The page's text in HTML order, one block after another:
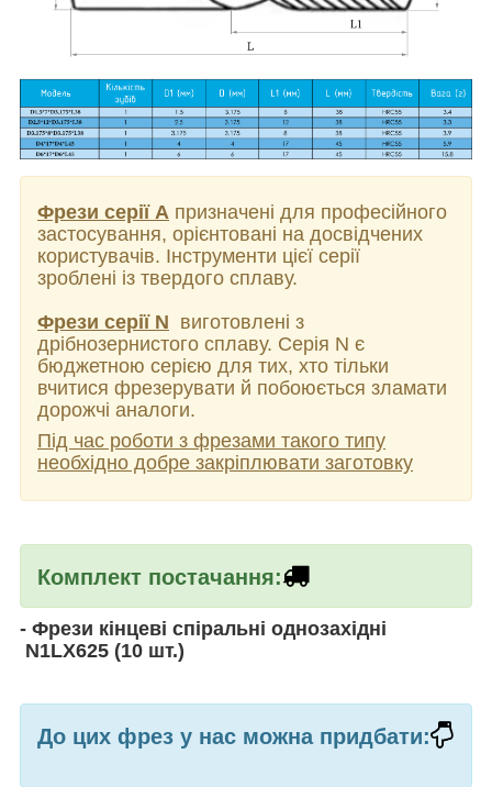
Фрези серії А призначені для професійного
застосування, орієнтовані на досвідчених
користувачів. Інструменти цієї серії
зроблені із твердого сплаву.
Фрези серії N виготовлені з
дрібнозернистого сплаву. Серія N є
бюджетною серією для тих, хто тільки
вчитися фрезерувати й побоюється зламати
дорожчі аналоги.
Під час роботи з фрезами такого типу
необхідно добре закріплювати заготовку
Комплект постачання:
- Фрези кінцеві спіральні однозахідні
N1LX625 (10 шт.)
До цих фрез у нас можна придбати: